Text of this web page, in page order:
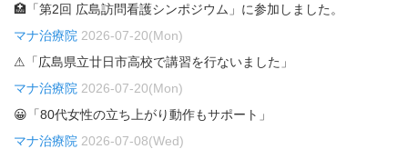
🏥「第2回 広島訪問看護シンポジウム」に参加しました。
マナ治療院 2026-07-20(Mon)
⚠「広島県立廿日市高校で講習を行ないました」
マナ治療院 2026-07-20(Mon)
😀「80代女性の立ち上がり動作もサポート」
マナ治療院 2026-07-08(Wed)